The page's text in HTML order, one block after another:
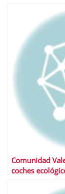
Comunidad
coches